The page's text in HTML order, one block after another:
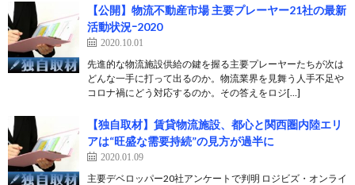
【公開】物流不動産市場 主要プレーヤー21社の最新
活動状況ｰ2020
2020.10.01
先進的な物流施設供給の鍵を握る主要プレーヤーたちが次は
どんな一手に打って出るのか。物流業界を見舞う人手不足や
コロナ禍にどう対応するのか。その答えをロジ[…]
【独自取材】賃貸物流施設、都心と関西圏内陸エリ
アは“旺盛な需要持続”の見方が過半に
2020.01.09
主要デベロッパー20社アンケートで判明 ロジビズ・オンライ